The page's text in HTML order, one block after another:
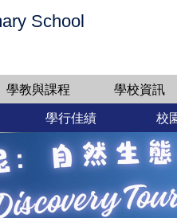
School
學教與課程 學校資訊
學行佳績 校